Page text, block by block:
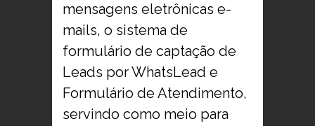
mensagens eletrônicas e-
mails, o sistema de
formulário de captação de
Leads por WhatsLead e
Formulário de Atendimento,
servindo como meio para